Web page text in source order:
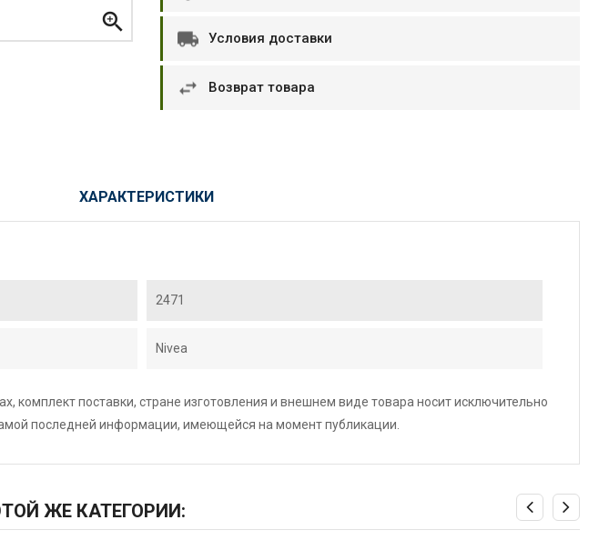
заказ, все
назначенного
спасибо ему!
Тимур B.Д.
Оформляют заказ и доставляют

Условия доставки
Возврат товара
ХАРАКТЕРИСТИКИ
2471
Nivea
комплект поставки, стране изготовления и внешнем виде товара носит исключительно
последней информации, имеющейся на момент публикации.
ЖЕ КАТЕГОРИИ: